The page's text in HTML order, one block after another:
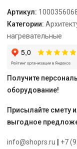
040
Артикул:
Категории:
нагревательные
Получите
оборудование!
Присылайте смету
выгодное
info@shoprs.ru +7